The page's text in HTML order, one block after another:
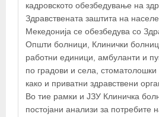
кадровското обезбедување на
Здравствената заштита на
Мекедонија се обезбедува со
Општи болници, Клинички
работни единици, амбуланти и
по градови и села, стоматолошки
како и приватни здравствени
Во тие рамки и ЈЗУ Клиничка
постојани анализи за потребите